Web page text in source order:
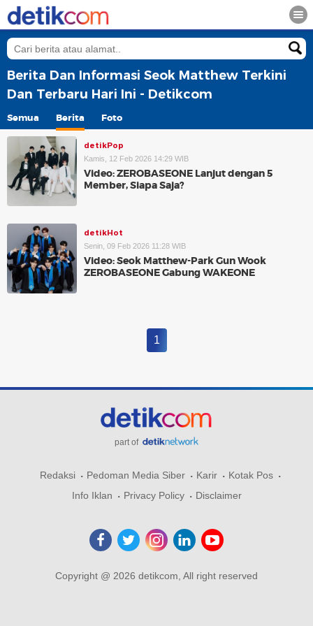
Berita Dan Informasi Seok Matthew Terkini
Dan Terbaru Hari Ini - Detikcom
Semua Berita Foto
detikPop
Kamis, 12 Feb 2026 14:29 WIB
Video: ZEROBASEONE Lanjut dengan 5
Member, Siapa Saja?
detikHot
Senin, 09 Feb 2026 11:28 WIB
Video: Seok Matthew-Park Gun Wook
ZEROBASEONE Gabung WAKEONE
1
part of
Redaksi Pedoman Media Siber Karir
Kotak Pos
Info Iklan
Privacy Policy Disclaimer
Copyright @ 2026 detikcom, All right reserved